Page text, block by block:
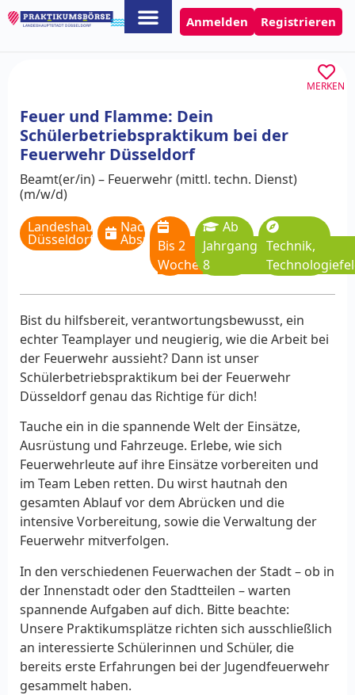
Anmelden Registrieren
MERKEN
Feuer und Flamme: Dein
Schülerbetriebspraktikum bei der
Feuerwehr Düsseldorf
Beamt(er/in) – Feuerwehr (mittl. techn. Dienst)
(m/w/d)
Landeshauptstadt
Düsseldorf
Nach
Absprache
Bis 2
Wochen
Ab
Jahrgangsstufe
8
Technik,
Bist du hilfsbereit, verantwortungsbewusst, ein
echter Teamplayer und neugierig, wie die Arbeit bei
der Feuerwehr aussieht? Dann ist unser
Schülerbetriebspraktikum bei der Feuerwehr
Düsseldorf genau das Richtige für dich!
Tauche ein in die spannende Welt der Einsätze,
Ausrüstung und Fahrzeuge. Erlebe, wie sich
Feuerwehrleute auf ihre Einsätze vorbereiten und
im Team Leben retten. Du wirst hautnah den
gesamten Ablauf vor dem Abrücken und die
intensive Vorbereitung, sowie die Verwaltung der
Feuerwehr mitverfolgen.
In den verschiedenen Feuerwachen der Stadt – ob in
der Innenstadt oder den Stadtteilen – warten
spannende Aufgaben auf dich. Bitte beachte:
Unsere Praktikumsplätze richten sich ausschließlich
an interessierte Schülerinnen und Schüler, die
bereits erste Erfahrungen bei der Jugendfeuerwehr
gesammelt haben.